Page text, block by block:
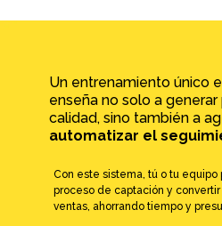
Un entrenamiento único
enseña no solo a
calidad, sino también a
automatizar el
Con este sistema, tú o tu
proceso de captación y
ventas, ahorrando tiempo y